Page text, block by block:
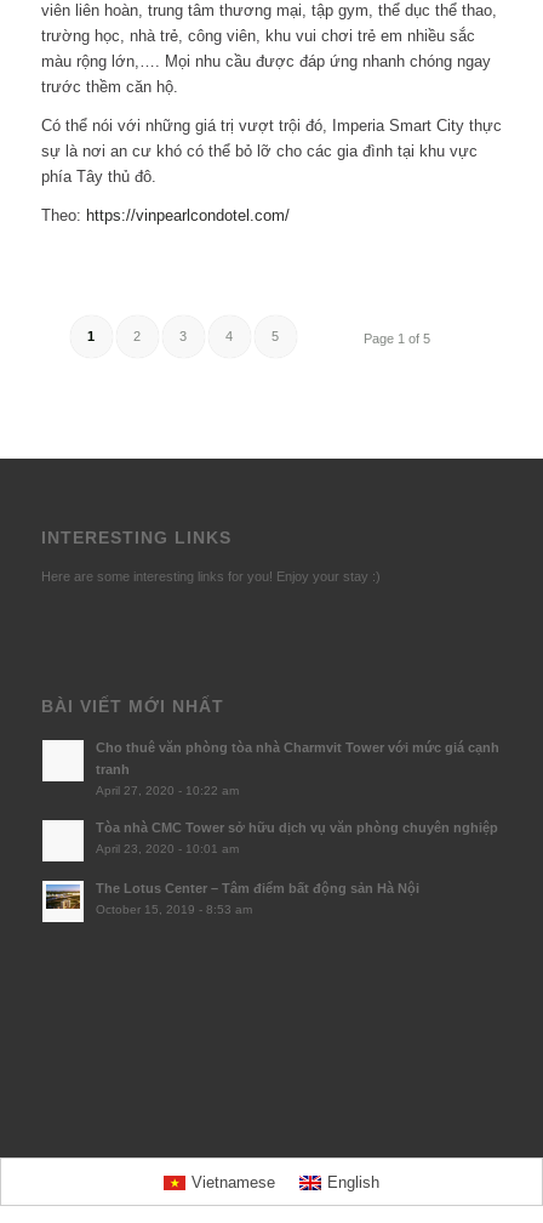
viên liên hoàn, trung tâm thương mại, tập gym, thể dục thể thao,
trường học, nhà trẻ, công viên, khu vui chơi trẻ em nhiều sắc
màu rộng lớn,…. Mọi nhu cầu được đáp ứng nhanh chóng ngay
trước thềm căn hộ.
Có thể nói với những giá trị vượt trội đó, Imperia Smart City thực
sự là nơi an cư khó có thể bỏ lỡ cho các gia đình tại khu vực
phía Tây thủ đô.
Theo: https://vinpearlcondotel.com/
Page 1 of 5
1 2 3 4 5
INTERESTING LINKS
Here are some interesting links for you! Enjoy your stay :)
BÀI VIẾT MỚI NHẤT
Cho thuê văn phòng tòa nhà Charmvit Tower với mức giá cạnh
tranh
April 27, 2020 - 10:22 am
Tòa nhà CMC Tower sở hữu dịch vụ văn phòng chuyên nghiệp
April 23, 2020 - 10:01 am
The Lotus Center – Tâm điểm bất động sản Hà Nội
October 15, 2019 - 8:53 am
Vietnamese English